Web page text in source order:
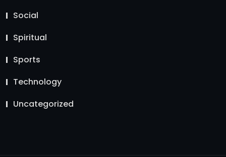
Social
Spiritual
Sports
Technology
Uncategorized